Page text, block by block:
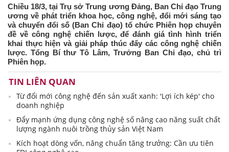
Chiều 18/3, tại Trụ sở Trung ương Đảng, Ban Chỉ đạo Trung
ương về phát triển khoa học, công nghệ, đổi mới sáng tạo
và chuyển đổi số (Ban Chỉ đạo) tổ chức Phiên họp chuyên
đề về công nghệ chiến lược, để đánh giá tình hình triển
khai thực hiện và giải pháp thúc đẩy các công nghệ chiến
lược. Tổng Bí thư Tô Lâm, Trưởng Ban Chỉ đạo, chủ trì
Phiên họp.
TIN LIÊN QUAN
Từ đổi mới công nghệ đến sản xuất xanh: 'Lợi ích kép' cho
doanh nghiệp
Đẩy mạnh ứng dụng công nghệ số nâng cao năng suất chất
lượng ngành nuôi trồng thủy sản Việt Nam
Kích hoạt dòng vốn, nâng chuẩn tăng trưởng: Cần ưu tiên